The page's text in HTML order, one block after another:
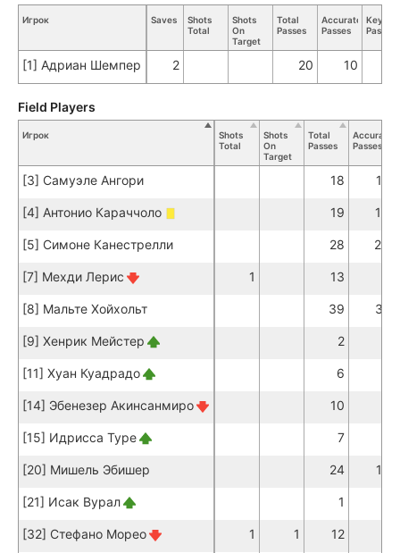
Игрок Saves
Shots
Total
Shots
On
Target
Total
Passes
Accurate
Passes
Key
Passes
[1] Адриан Шемпер 2 20 10
Игрок
Shots
Total
Shots
On
Target
Total
Passes
Accurate
Passes
[3] Самуэле Ангори 18 12
[4] Антонио Караччоло 19 15
[5] Симоне Канестрелли 28 20
[7] Мехди Лерис 1 13
[8] Мальте Хойхольт 39 31
[9] Хенрик Мейстер 2
[11] Хуан Куадрадо 6
[14] Эбенезер Акинсанмиро 10
[15] Идрисса Туре 7
[20] Мишель Эбишер 24 17
[21] Исак Вурал 1
[32] Стефано Морео 1 1 12
Field Players